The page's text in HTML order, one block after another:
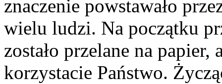
znaczenie powstawało
wielu ludzi. Na początku
zostało przelane na
korzystacie Państwo.